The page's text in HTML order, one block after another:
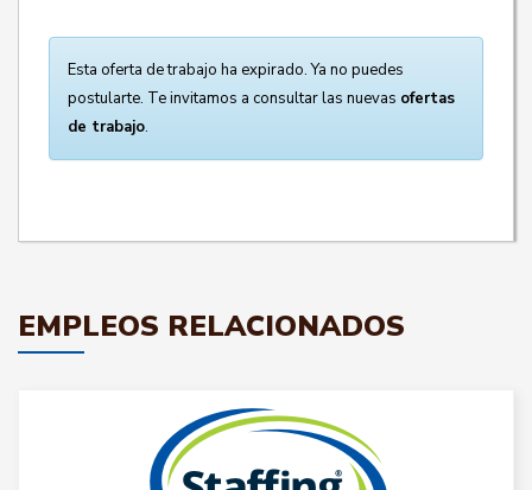
Esta oferta de trabajo ha expirado. Ya no puedes
postularte. Te invitamos a consultar las nuevas ofertas
de trabajo.
EMPLEOS RELACIONADOS